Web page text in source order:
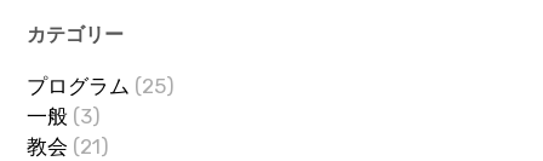
カテゴリー
プログラム (25)
一般 (3)
教会 (21)